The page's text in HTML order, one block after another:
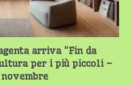
arriva “Fin da
per i più piccoli –